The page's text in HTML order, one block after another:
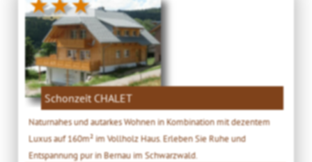
Schonzeit CHALET
Naturnahes und autarkes Wohnen in Kombination mit dezentem
Luxus auf 160m² im Vollholz Haus. Erleben Sie Ruhe und
Entspannung pur in Bernau im Schwarzwald.